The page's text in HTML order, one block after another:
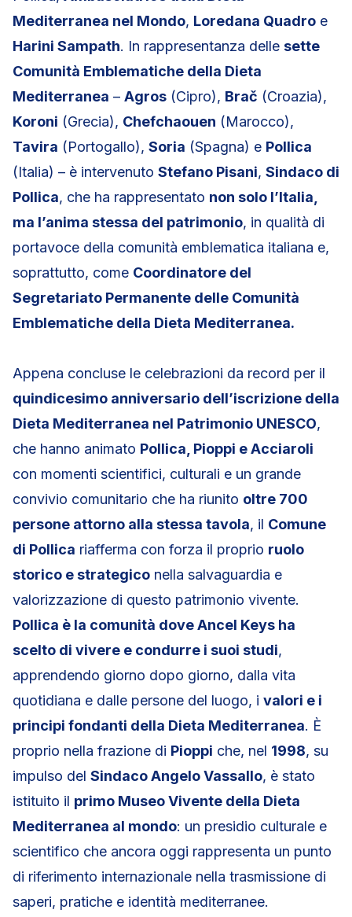
Mediterranea nel Mondo, Loredana Quadro e
Harini Sampath. In rappresentanza delle sette
Comunità Emblematiche della Dieta
Mediterranea – Agros (Cipro), Brač (Croazia),
Koroni (Grecia), Chefchaouen (Marocco),
Tavira (Portogallo), Soria (Spagna) e Pollica
(Italia) – è intervenuto Stefano Pisani, Sindaco di
Pollica, che ha rappresentato non solo l’Italia,
ma l’anima stessa del patrimonio, in qualità di
portavoce della comunità emblematica italiana e,
soprattutto, come Coordinatore del
Segretariato Permanente delle Comunità
Emblematiche della Dieta Mediterranea.
Appena concluse le celebrazioni da record per il
quindicesimo anniversario dell’iscrizione della
Dieta Mediterranea nel Patrimonio UNESCO,
che hanno animato Pollica, Pioppi e Acciaroli
con momenti scientifici, culturali e un grande
convivio comunitario che ha riunito oltre 700
persone attorno alla stessa tavola, il Comune
di Pollica riafferma con forza il proprio ruolo
storico e strategico nella salvaguardia e
valorizzazione di questo patrimonio vivente.
Pollica è la comunità dove Ancel Keys ha
scelto di vivere e condurre i suoi studi,
apprendendo giorno dopo giorno, dalla vita
quotidiana e dalle persone del luogo, i valori e i
principi fondanti della Dieta Mediterranea. È
proprio nella frazione di Pioppi che, nel 1998, su
impulso del Sindaco Angelo Vassallo, è stato
istituito il primo Museo Vivente della Dieta
Mediterranea al mondo: un presidio culturale e
scientifico che ancora oggi rappresenta un punto
di riferimento internazionale nella trasmissione di
saperi, pratiche e identità mediterranee.